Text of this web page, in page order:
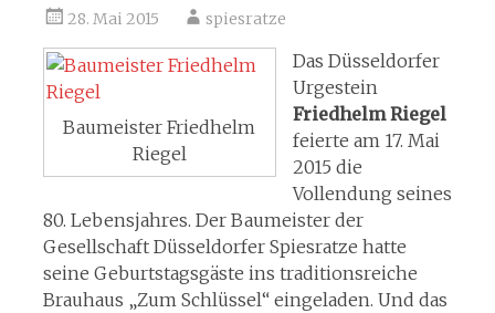
28. Mai 2015 spiesratze
Baumeister Friedhelm
Riegel
Das Düsseldorfer
Urgestein
Friedhelm Riegel
feierte am 17. Mai
2015 die
Vollendung seines
80. Lebensjahres. Der Baumeister der
Gesellschaft Düsseldorfer Spiesratze hatte
seine Geburtstagsgäste ins traditionsreiche
Brauhaus „Zum Schlüssel“ eingeladen. Und das